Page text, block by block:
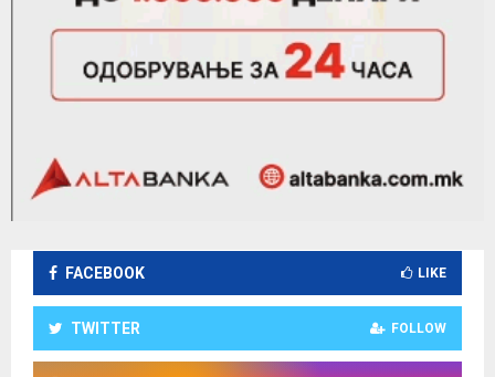
FACEBOOK LIKE
TWITTER FOLLOW